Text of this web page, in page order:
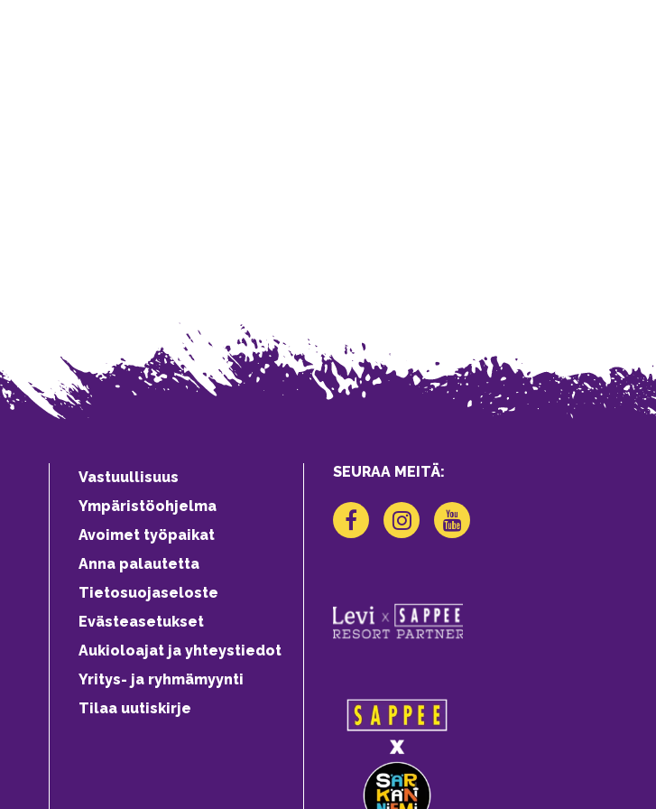
Vastuullisuus
Ympäristöohjelma
Avoimet työpaikat
Anna palautetta
Tietosuojaseloste
Evästeasetukset
Aukioloajat ja yhteystiedot
Yritys- ja ryhmämyynti
Tilaa uutiskirje
SEURAA MEITÄ: